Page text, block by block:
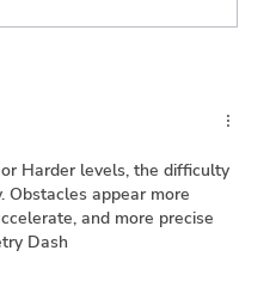
inversión
Harder levels, the difficulty
Obstacles appear more
and more precise
Dash